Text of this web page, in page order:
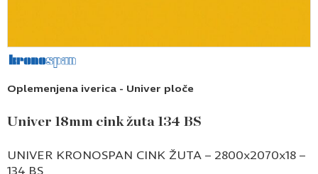
Oplemenjena iverica - Univer ploče
Univer 18mm cink žuta 134 BS
UNIVER KRONOSPAN CINK ŽUTA – 2800x2070x18 –
134 BS